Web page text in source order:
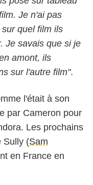
Je n'ai pas
quel film ils
Je savais que si je
amont, ils
sur l'autre film".
l'était à son
par Cameron pour
Les prochains
Sully (Sam
en France en